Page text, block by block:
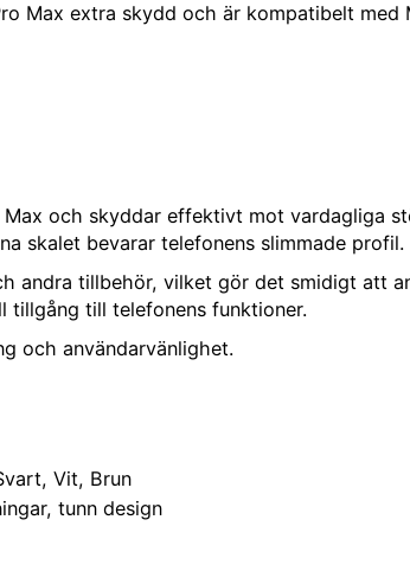
Max extra skydd och är kompatibelt
och skyddar effektivt mot vardagliga
skalet bevarar telefonens slimmade profil.
andra tillbehör, vilket gör det smidigt att
tillgång till telefonens funktioner.
och användarvänlighet.
Vit, Brun
tunn design